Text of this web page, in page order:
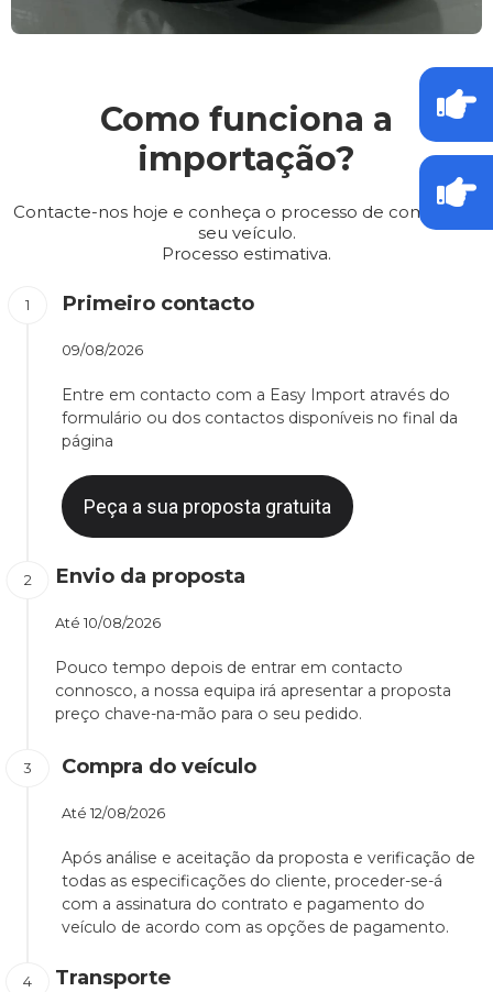
Como funciona a
importação?
Contacte-nos hoje e conheça o processo de compra do
seu veículo.
Processo estimativa.
Primeiro contacto
09/08/2026
Entre em contacto com a Easy Import através do
formulário ou dos contactos disponíveis no final da
página
Peça a sua proposta gratuita
Envio da proposta
Até 10/08/2026
Pouco tempo depois de entrar em contacto
connosco, a nossa equipa irá apresentar a proposta
preço chave-na-mão para o seu pedido.
Compra do veículo
Até 12/08/2026
Após análise e aceitação da proposta e verificação de
todas as especificações do cliente, proceder-se-á
com a assinatura do contrato e pagamento do
veículo de acordo com as opções de pagamento.
Transporte